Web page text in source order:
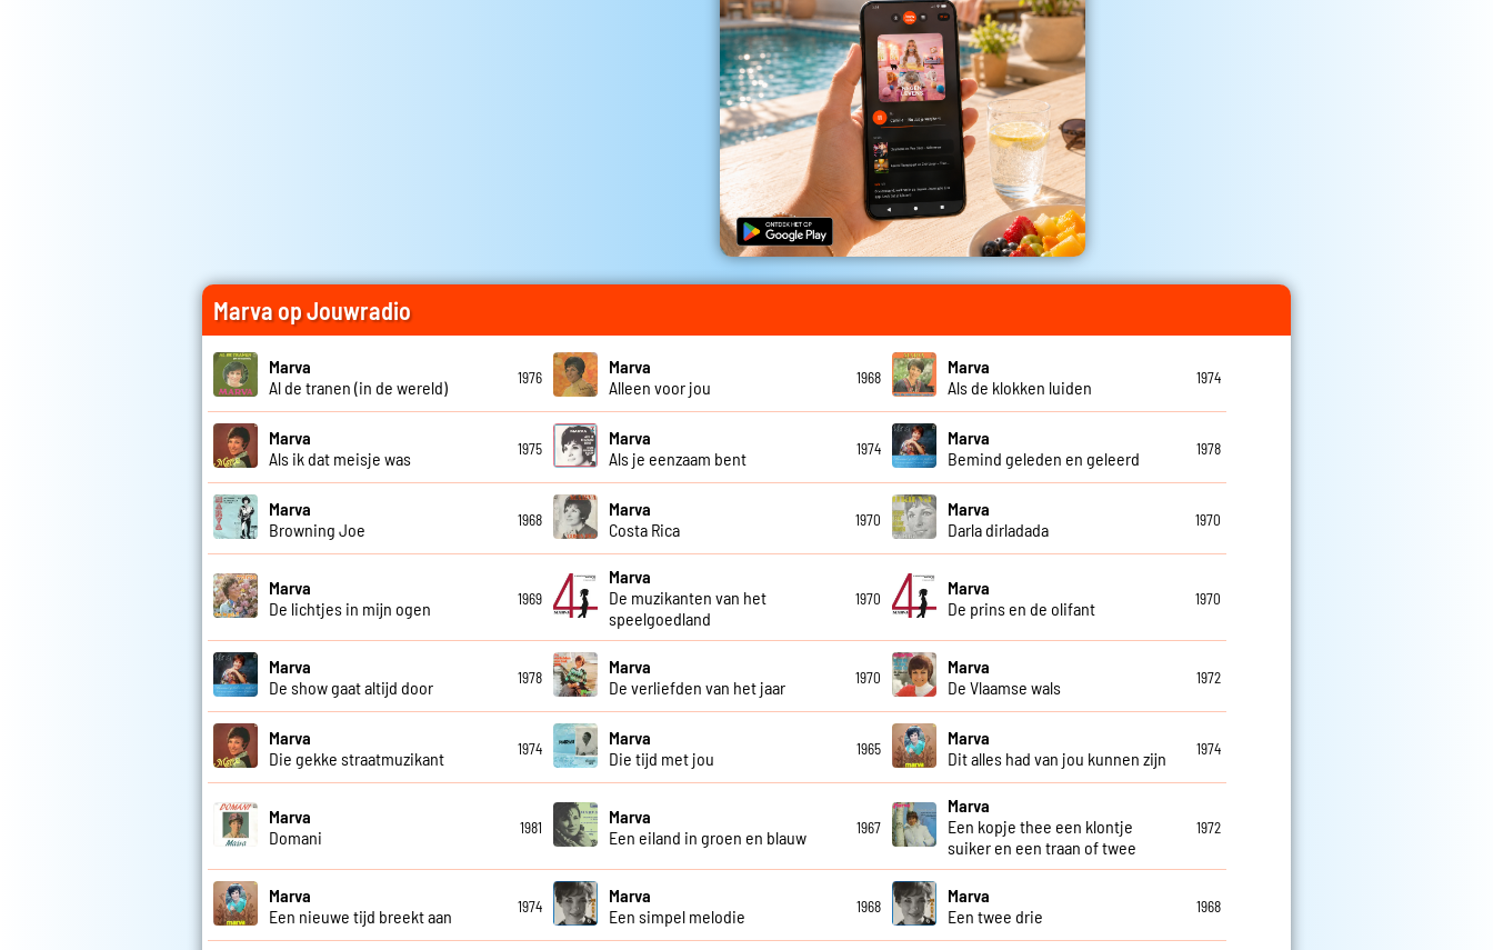
Marva op Jouwradio
Marva
Al de tranen (in de wereld)
1976
Marva
Alleen voor jou
1968
Marva
Als de klokken luiden
1974
Marva
Als ik dat meisje was
1975
Marva
Als je eenzaam bent
1974
Marva
Bemind geleden en geleerd
1978
Marva
Browning Joe
1968
Marva
Costa Rica
1970
Marva
Darla dirladada
1970
Marva
De lichtjes in mijn ogen
1969
Marva
De muzikanten van het
speelgoedland
1970
Marva
De prins en de olifant
1970
Marva
De show gaat altijd door
1978
Marva
De verliefden van het jaar
1970
Marva
De Vlaamse wals
1972
Marva
Die gekke straatmuzikant
1974
Marva
Die tijd met jou
1965
Marva
Dit alles had van jou kunnen zijn
1974
Marva
Domani
1981
Marva
Een eiland in groen en blauw
1967
Marva
Een kopje thee een klontje
suiker en een traan of twee
1972
Marva
Een nieuwe tijd breekt aan
1974
Marva
Een simpel melodie
1968
Marva
Een twee drie
1968